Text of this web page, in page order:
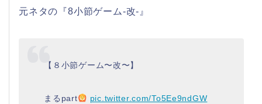
元ネタの『8小節ゲーム-改-』
【８小節ゲーム〜改〜】
まるpart pic.twitter.com/To5Ee9ndGW